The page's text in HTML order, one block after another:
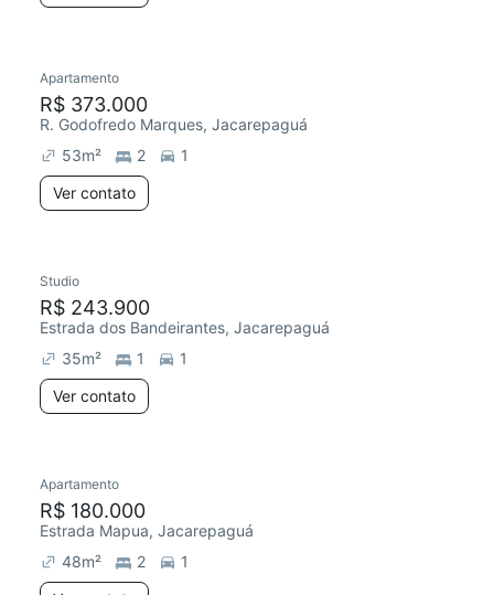
Apartamento
R$ 373.000
R. Godofredo Marques, Jacarepaguá
53m² 2
1
Ver contato
Studio
R$ 243.900
Estrada dos Bandeirantes, Jacarepaguá
35m² 1
1
Ver contato
Apartamento
R$ 180.000
Estrada Mapua, Jacarepaguá
48m² 2
1